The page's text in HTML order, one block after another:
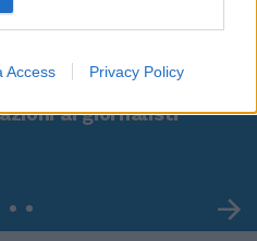
Access Privacy Policy
01:16
ai giornalisti